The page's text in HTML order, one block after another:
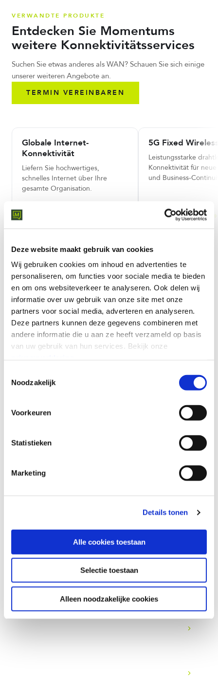
Deze website maakt gebruik van cookies
Wij gebruiken cookies om inhoud en advertenties te
personaliseren, om functies voor sociale media te bieden
en om ons websiteverkeer te analyseren. Ook delen wij
informatie over uw gebruik van onze site met onze
partners voor social media, adverteren en analyseren.
Deze partners kunnen deze gegevens combineren met
andere informatie die u aan ze heeft verzameld op basis
van uw gebruik van hun services. Bekijk onze
Noodzakelijk
Voorkeuren
Statistieken
Marketing
Details tonen
Alle cookies toestaan
Selectie toestaan
Alleen noodzakelijke cookies
VERWANDTE PRODUKTE
Entdecken Sie Momentums
weitere Konnektivitätsservices
Suchen Sie etwas anderes als WAN? Schauen Sie sich einige
unserer weiteren Angebote an.
TERMIN VEREINBAREN
Globale Internet-
Konnektivität
Liefern Sie hochwertiges,
schnelles Internet über Ihre
gesamte Organisation.
5G Fixed
Leistungsstarke
Konnektivität für
und Business-
MEHR ERFAHREN
Wir gehen weltweit weiter als
traditionelle Anbieter, Carrier
und Netzwerke
mit unseren Professional Services entwerfen, bauen und
proaktiv verwalten. 24/7 maßgeschneiderte
Fragen
Was ist ein globales WAN?